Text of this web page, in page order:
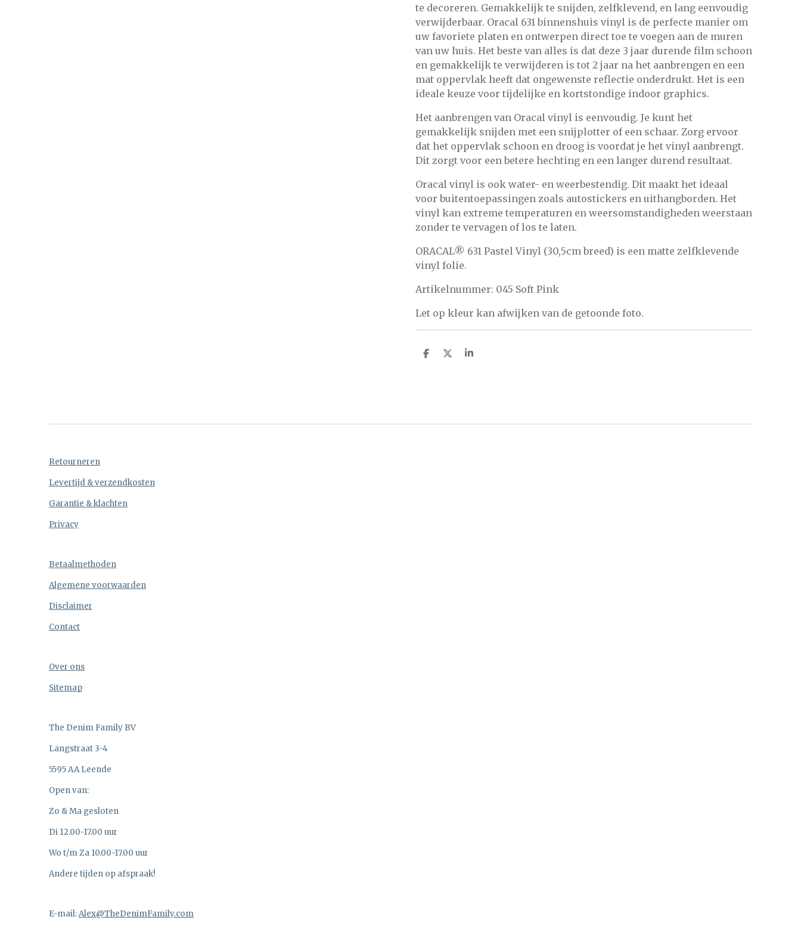
te decoreren. Gemakkelijk te snijden, zelfklevend, en lang eenvoudig
verwijderbaar. Oracal 631 binnenshuis vinyl is de perfecte manier om
uw favoriete platen en ontwerpen direct toe te voegen aan de muren
van uw huis. Het beste van alles is dat deze 3 jaar durende film schoon
en gemakkelijk te verwijderen is tot 2 jaar na het aanbrengen en een
mat oppervlak heeft dat ongewenste reflectie onderdrukt. Het is een
ideale keuze voor tijdelijke en kortstondige indoor graphics.
Het aanbrengen van Oracal vinyl is eenvoudig. Je kunt het
gemakkelijk snijden met een snijplotter of een schaar. Zorg ervoor
dat het oppervlak schoon en droog is voordat je het vinyl aanbrengt.
Dit zorgt voor een betere hechting en een langer durend resultaat.
Oracal vinyl is ook water- en weerbestendig. Dit maakt het ideaal
voor buitentoepassingen zoals autostickers en uithangborden. Het
vinyl kan extreme temperaturen en weersomstandigheden weerstaan
zonder te vervagen of los te laten.
ORACAL® 631 Pastel Vinyl (30,5cm breed) is een matte zelfklevende
vinyl folie.
Artikelnummer: 045 Soft Pink
Let op kleur kan afwijken van de getoonde foto.
D
D
S
Retourneren
Levertijd & verzendkosten
Garantie & klachten
Privacy
Betaalmethoden
Algemene voorwaarden
Disclaimer
Contact
Over ons
Sitemap
The Denim Family BV
Langstraat 3-4
5595 AA Leende
Open van:
Zo & Ma gesloten
Di 12.00-17.00 uur
Wo t/m Za 10.00-17.00 uur
Andere tijden op afspraak!
E-mail:Alex@TheDenimFamily.com